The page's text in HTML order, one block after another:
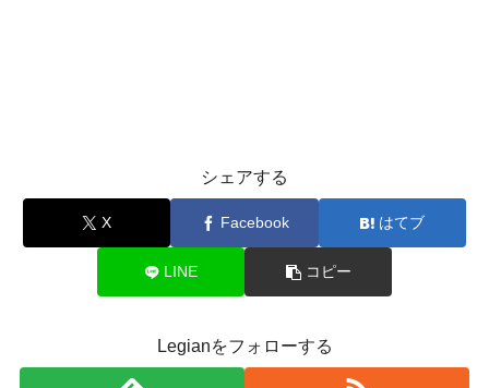
シェアする
X Facebook はてブ
LINE コピー
Legianをフォローする